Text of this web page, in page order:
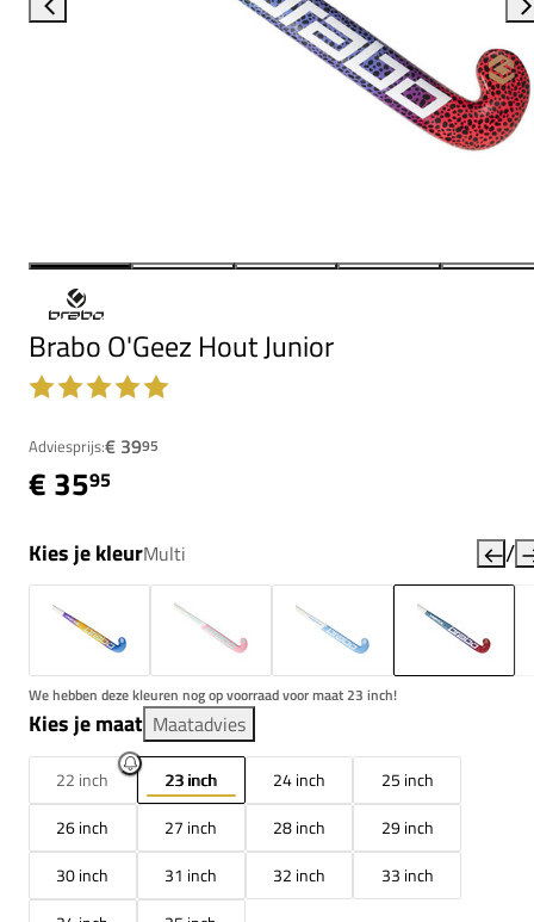
Brabo O'Geez Hout Junior
Adviesprijs:€ 3995
€ 3595
Kies je kleurMulti /
We hebben deze kleuren nog op voorraad voor maat 23 inch!
Kies je maat Maatadvies
22 inch 23 inch 24 inch
25 inch
26 inch
27 inch 28 inch
29 inch
30 inch
31 inch 32 inch
33 inch